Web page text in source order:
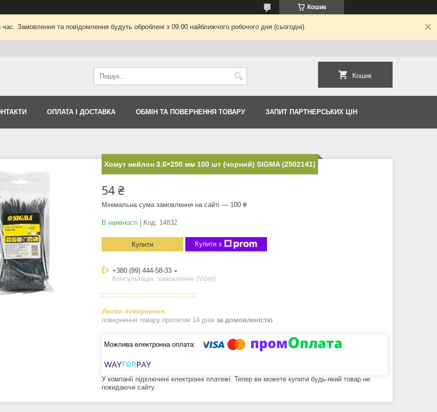
Кошик
час. Замовлення та повідомлення будуть оброблені з 09:00 найближчого робочого дня (сьогодні).
Кошик
ОПЛАТА І ДОСТАВКА ОБМІН ТА ПОВЕРНЕННЯ ТОВАРУ ЗАПИТ ПАРТНЕРСЬКИХ ЦІН
Хомут нейлон 3.6×250 мм 100 шт (чорний) SIGMA (2502141)
54 ₴
Мінімальна сума замовлення на сайті — 100 ₴
В наявності Код: 14832
Купити Купити з
+380 (99) 444-58-33
Консультація, замовлення (Viber)
повернення товару протягом 14 днів за домовленістю
У компанії підключені електронні платежі. Тепер ви можете купити будь-який товар не
покидаючи сайту.